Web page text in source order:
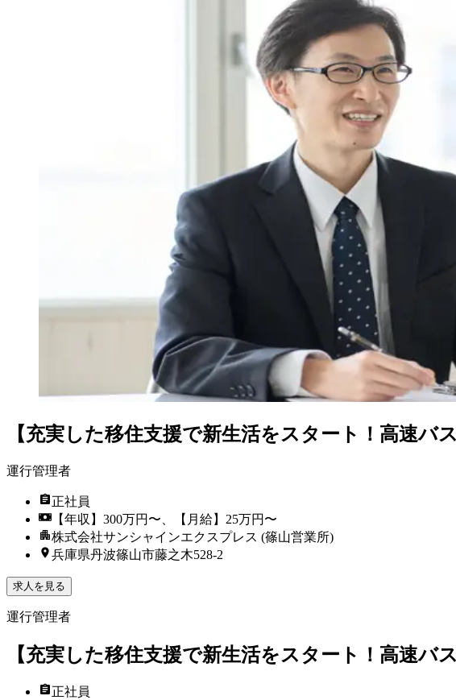
【充実した移住支援で新生活をスタート！高速バ
運行管理者
正社員
【年収】300万円〜、【月給】25万円〜
株式会社サンシャインエクスプレス (篠山営業所)
兵庫県丹波篠山市藤之木528-2
求人を見る
運行管理者
【充実した移住支援で新生活をスタート！高速バ
正社員